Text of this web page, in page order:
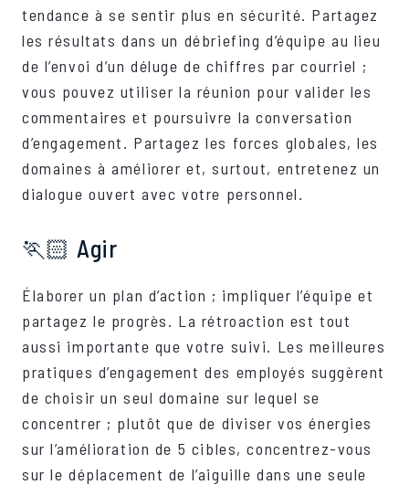
tendance à se sentir plus en sécurité. Partagez
les résultats dans un débriefing d’équipe au lieu
de l’envoi d’un déluge de chiffres par courriel ;
vous pouvez utiliser la réunion pour valider les
commentaires et poursuivre la conversation
d’engagement. Partagez les forces globales, les
domaines à améliorer et, surtout, entretenez un
dialogue ouvert avec votre personnel.
🏃🏻‍ Agir
Élaborer un plan d’action ; impliquer l’équipe et
partagez le progrès. La rétroaction est tout
aussi importante que votre suivi. Les meilleures
pratiques d’engagement des employés suggèrent
de choisir un seul domaine sur lequel se
concentrer ; plutôt que de diviser vos énergies
sur l’amélioration de 5 cibles, concentrez-vous
sur le déplacement de l’aiguille dans une seule